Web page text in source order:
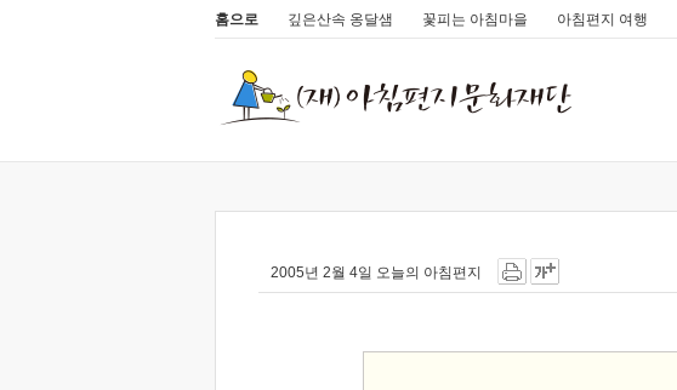
홈으로 깊은산속 옹달샘 꽃피는 아침마을 아침편지 여행
2005년 2월 4일 오늘의 아침편지